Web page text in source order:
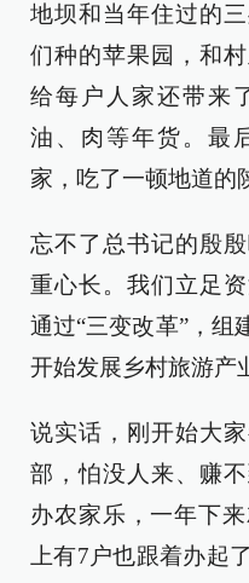
地坝和当年住过的
们种的苹果园，和
给每户人家还带来
油、肉等年货。最
家，吃了一顿地道的
忘不了总书记的殷
重心长。我们立足
通过“三变改革”，组
开始发展乡村旅游产
说实话，刚开始大
部，怕没人来、赚
办农家乐，一年下
上有7户也跟着办起